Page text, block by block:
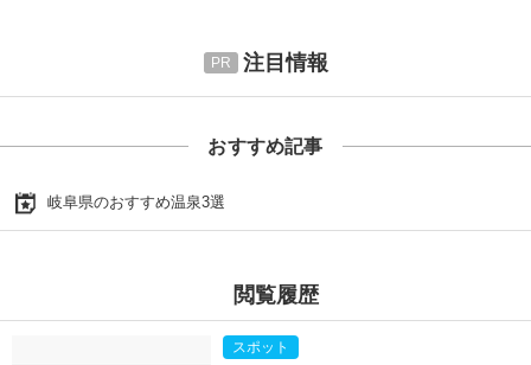
注目情報
おすすめ記事
岐阜県のおすすめ温泉3選
閲覧履歴